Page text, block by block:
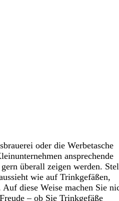
oder die Werbetasche
ansprechende
überall zeigen werden.
wie auf Trinkgefäßen,
diese Weise machen Sie
– ob Sie Trinkgefäße